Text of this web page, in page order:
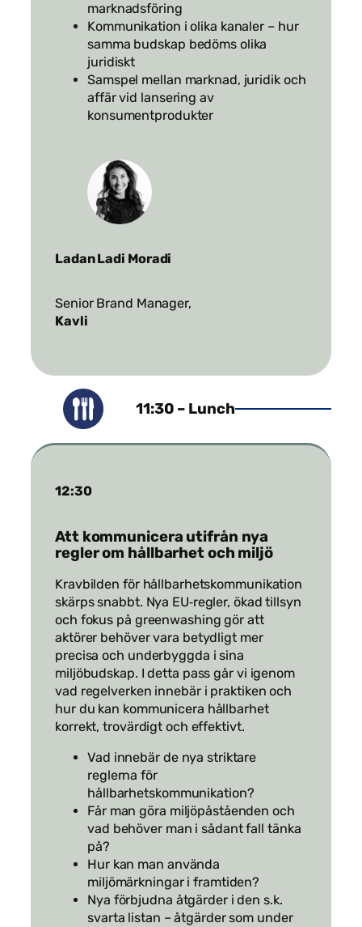
marknadsföring
Kommunikation i olika kanaler – hur
samma budskap bedöms olika
juridiskt
Samspel mellan marknad, juridik och
affär vid lansering av
konsumentprodukter
Ladan Ladi Moradi
Senior Brand Manager,
Kavli
11:30 – Lunch
12:30
Att kommunicera utifrån nya
regler om hållbarhet och miljö
Kravbilden för hållbarhetskommunikation
skärps snabbt. Nya EU‑regler, ökad tillsyn
och fokus på greenwashing gör att
aktörer behöver vara betydligt mer
precisa och underbyggda i sina
miljöbudskap. I detta pass går vi igenom
vad regelverken innebär i praktiken och
hur du kan kommunicera hållbarhet
korrekt, trovärdigt och effektivt.
Vad innebär de nya striktare
reglerna för
hållbarhetskommunikation?
Får man göra miljöpåståenden och
vad behöver man i sådant fall tänka
på?
Hur kan man använda
miljömärkningar i framtiden?
Nya förbjudna åtgärder i den s.k.
svarta listan – åtgärder som under